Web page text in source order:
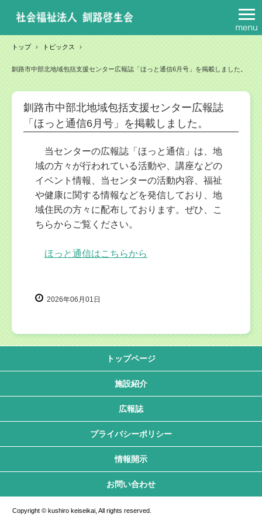
トップ › トピックス ›
釧路市中部北地域包括支援センター広報誌「ほっと通信6月号」を掲載しました。
釧路市中部北地域包括支援センター広報誌
「ほっと通信6月号」を掲載しました。
当センターの広報誌「ほっと通信」は、地
域の方々が行われている活動や、講座などの
イベント情報、当センターの活動内容、福祉
や健康に関する情報などを発信しており、地
域住民の方々に配布しております。ぜひ、こ
ちらからご覧ください。
ほっと通信はこちらから
2026年06月01日
トップページ
施設紹介
広報誌
プライバシーポリシー
情報開示
お問い合わせ
Copyright © kushiro keiseikai, All rights reserved.